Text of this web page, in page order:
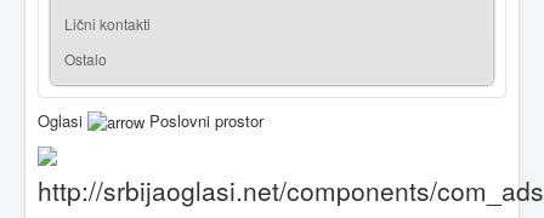
Lični kontakti
Ostalo
Oglasi Poslovni prostor